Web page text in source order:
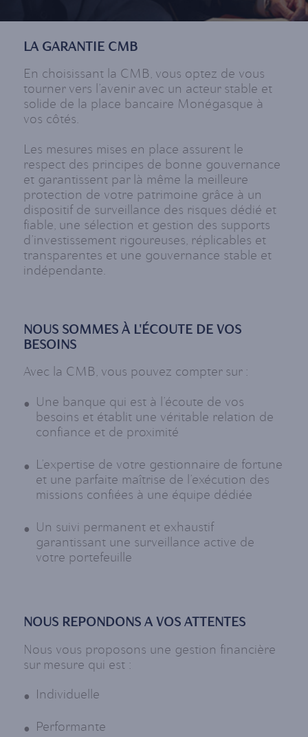
LA GARANTIE CMB
En choisissant la CMB, vous optez de vous
tourner vers l’avenir avec un acteur stable et
solide de la place bancaire Monégasque à
vos côtés.
Les mesures mises en place assurent le
respect des principes de bonne gouvernance
et garantissent par là même la meilleure
protection de votre patrimoine grâce à un
dispositif de surveillance des risques dédié et
fiable, une sélection et gestion des supports
d’investissement rigoureuses, réplicables et
transparentes et une gouvernance stable et
indépendante.
NOUS SOMMES À L'ÉCOUTE DE VOS
BESOINS
Avec la CMB, vous pouvez compter sur :
Une banque qui est à l’écoute de vos
besoins et établit une véritable relation de
confiance et de proximité
L’expertise de votre gestionnaire de fortune
et une parfaite maîtrise de l’exécution des
missions confiées à une équipe dédiée
Un suivi permanent et exhaustif
garantissant une surveillance active de
votre portefeuille
NOUS REPONDONS A VOS ATTENTES
Nous vous proposons une gestion financière
sur mesure qui est :
Individuelle
Performante